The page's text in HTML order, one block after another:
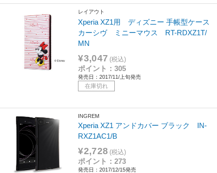
レイアウト
Xperia XZ1用 ディズニー 手帳型ケース
カーシヴ ミニーマウス RT-RDXZ1T/
MN
¥3,047 (税込)
ポイント：305
発売日：2017/11/上旬発売
在庫切れ
INGREM
Xperia XZ1 アンドカバー ブラック IN-
RXZ1AC1/B
¥2,728 (税込)
ポイント：273
発売日：2017/12/15発売